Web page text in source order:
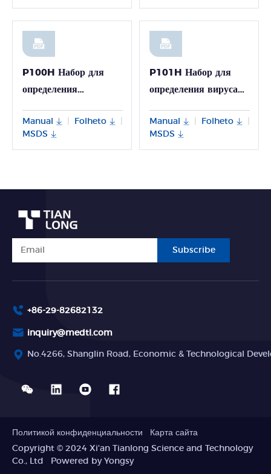
P119H
P100H Набор для
определения
вируса гепатита C
(HCV) (метод
Manual Folheto
MSDS
P101H Набор для
определения вируса
методом ПЦР –
P101H
Manual Folheto
MSDS
Subscribe
+86-29-82682132
inquiry@medtl.com
No.4266, Shanglin Road, Economic & Technological
Copyright © 2024 Xi'an Tianlong Science and Technology
Co., Ltd
Powered by Yongsy
Политикой конфиденциальности Карта сайта